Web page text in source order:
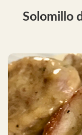
Solomillo